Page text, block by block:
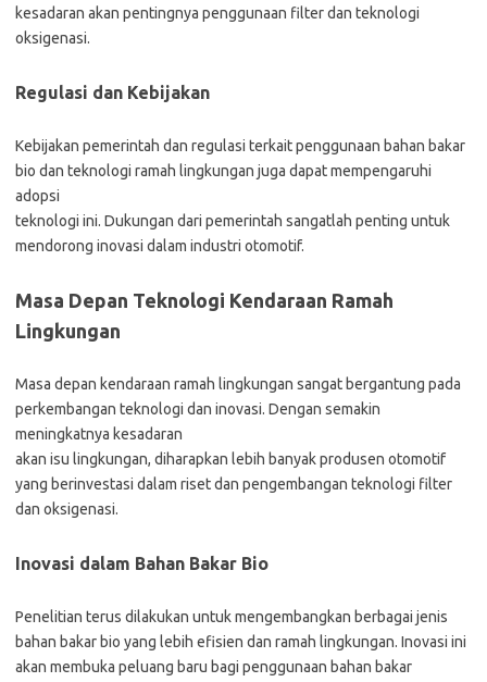
kesadaran akan pentingnya penggunaan filter dan teknologi
oksigenasi.
Regulasi dan Kebijakan
Kebijakan pemerintah dan regulasi terkait penggunaan bahan bakar
bio dan teknologi ramah lingkungan juga dapat mempengaruhi
adopsi
teknologi ini. Dukungan dari pemerintah sangatlah penting untuk
mendorong inovasi dalam industri otomotif.
Masa Depan Teknologi Kendaraan Ramah
Lingkungan
Masa depan kendaraan ramah lingkungan sangat bergantung pada
perkembangan teknologi dan inovasi. Dengan semakin
meningkatnya kesadaran
akan isu lingkungan, diharapkan lebih banyak produsen otomotif
yang berinvestasi dalam riset dan pengembangan teknologi filter
dan oksigenasi.
Inovasi dalam Bahan Bakar Bio
Penelitian terus dilakukan untuk mengembangkan berbagai jenis
bahan bakar bio yang lebih efisien dan ramah lingkungan. Inovasi ini
akan membuka peluang baru bagi penggunaan bahan bakar